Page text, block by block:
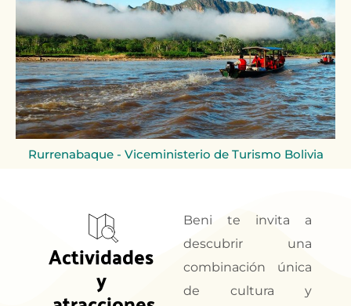
Rurrenabaque - Viceministerio de Turismo Bolivia
Actividades
y
Beni te invita a
descubrir una
combinación única
de cultura y